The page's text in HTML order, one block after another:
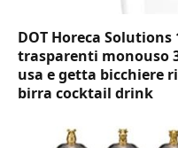
DOT Horeca Solutions
trasparenti monouso
usa e getta bicchiere
birra cocktail drink